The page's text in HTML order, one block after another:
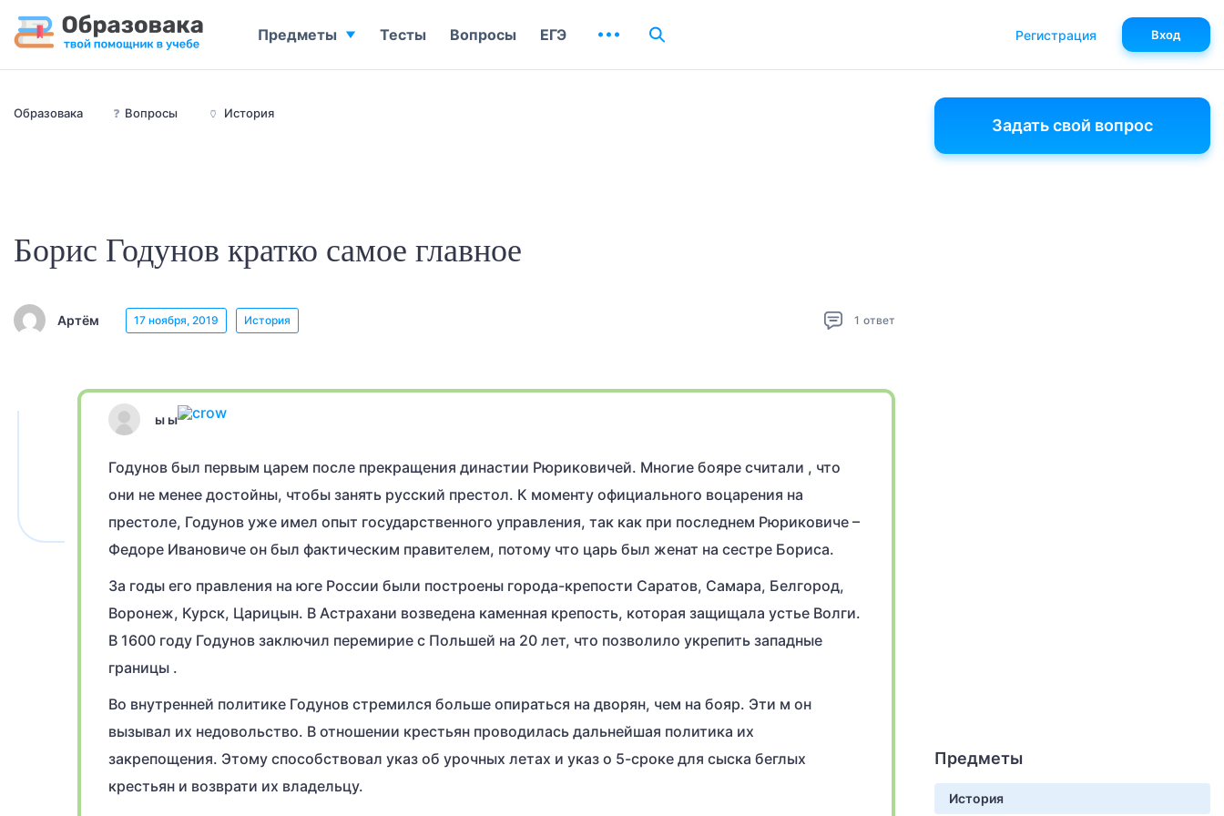
Образовака ❓ Вопросы 🏺 История
Борис Годунов кратко самое главное
Артём 17 ноября, 2019 История 1 ответ
ы ы
Годунов был первым царем после прекращения династии Рюриковичей. Многие бояре считали , что
они не менее достойны, чтобы занять русский престол. К моменту официального воцарения на
престоле, Годунов уже имел опыт государственного управления, так как при последнем Рюриковиче –
Федоре Ивановиче он был фактическим правителем, потому что царь был женат на сестре Бориса.
За годы его правления на юге России были построены города-крепости Саратов, Самара, Белгород,
Воронеж, Курск, Царицын. В Астрахани возведена каменная крепость, которая защищала устье Волги.
В 1600 году Годунов заключил перемирие с Польшей на 20 лет, что позволило укрепить западные
границы .
Во внутренней политике Годунов стремился больше опираться на дворян, чем на бояр. Эти м он
вызывал их недовольство. В отношении крестьян проводилась дальнейшая политика их
закрепощения. Этому способствовал указ об урочных летах и указ о 5-сроке для сыска беглых
крестьян и возврати их владельцу.
Задать свой вопрос
Предметы
История
Предметы Тесты Вопросы ЕГЭ Регистрация Вход